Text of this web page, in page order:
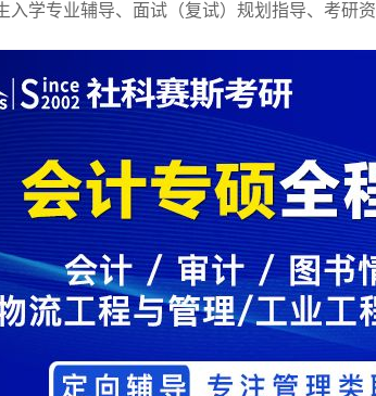
学专业辅导、面试（复试）规划指导、考研